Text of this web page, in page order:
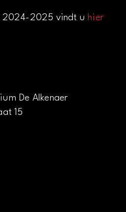
2024-2025 vindt uhier
De Alkenaer
15